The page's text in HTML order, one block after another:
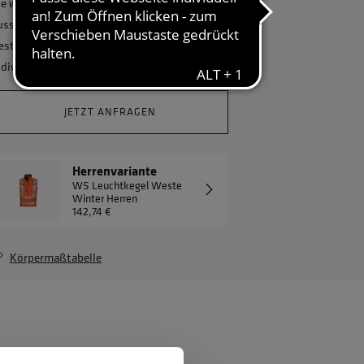
und benötigen eine größere
Gerne erstellen wir Ihnen ein
Angebot.
JETZT ANFRAGEN
Herrenvariante
WS Leuchtkegel Weste
Winter Herren
142,74 €
Körpermaßtabelle